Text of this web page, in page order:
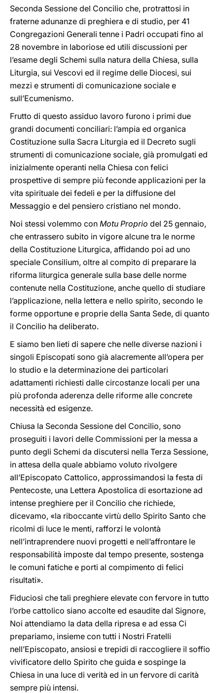
Seconda Sessione del Concilio che, protrattosi in
fraterne adunanze di preghiera e di studio, per 41
Congregazioni Generali tenne i Padri occupati fino al
28 novembre in laboriose ed utili discussioni per
l’esame degli Schemi sulla natura della Chiesa, sulla
Liturgia, sui Vescovi ed il regime delle Diocesi, sui
mezzi e strumenti di comunicazione sociale e
sull’Ecumenismo.
Frutto di questo assiduo lavoro furono i primi due
grandi documenti conciliari: l’ampia ed organica
Costituzione sulla Sacra Liturgia ed il Decreto sugli
strumenti di comunicazione sociale, già promulgati ed
inizialmente operanti nella Chiesa con felici
prospettive di sempre più feconde applicazioni per la
vita spirituale dei fedeli e per la diffusione del
Messaggio e del pensiero cristiano nel mondo.
Noi stessi volemmo con Motu Proprio del 25 gennaio,
che entrassero subito in vigore alcune tra le norme
della Costituzione Liturgica, affidando poi ad uno
speciale Consilium, oltre al compito di preparare la
riforma liturgica generale sulla base delle norme
contenute nella Costituzione, anche quello di studiare
l’applicazione, nella lettera e nello spirito, secondo le
forme opportune e proprie della Santa Sede, di quanto
il Concilio ha deliberato.
E siamo ben lieti di sapere che nelle diverse nazioni i
singoli Episcopati sono già alacremente all’opera per
lo studio e la determinazione dei particolari
adattamenti richiesti dalle circostanze locali per una
più profonda aderenza delle riforme alle concrete
necessità ed esigenze.
Chiusa la Seconda Sessione del Concilio, sono
proseguiti i lavori delle Commissioni per la messa a
punto degli Schemi da discutersi nella Terza Sessione,
in attesa della quale abbiamo voluto rivolgere
all’Episcopato Cattolico, approssimandosi la festa di
Pentecoste, una Lettera Apostolica di esortazione ad
intense preghiere per il Concilio che richiede,
dicevamo, «la riboccante virtù dello Spirito Santo che
ricolmi di luce le menti, rafforzi le volontà
nell’intraprendere nuovi progetti e nell’affrontare le
responsabilità imposte dal tempo presente, sostenga
le comuni fatiche e porti al compimento di felici
risultati».
Fiduciosi che tali preghiere elevate con fervore in tutto
l’orbe cattolico siano accolte ed esaudite dal Signore,
Noi attendiamo la data della ripresa e ad essa Ci
prepariamo, insieme con tutti i Nostri Fratelli
nell’Episcopato, ansiosi e trepidi di raccogliere il soffio
vivificatore dello Spirito che guida e sospinge la
Chiesa in una luce di verità ed in un fervore di carità
sempre più intensi.